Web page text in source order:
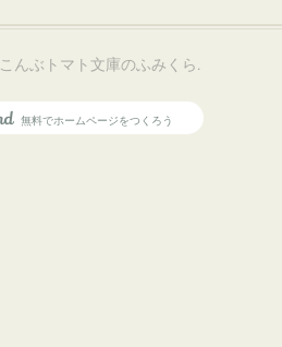
こんぶトマト文庫のふみくら.
AmebaOwnd
無料でホームページをつくろう